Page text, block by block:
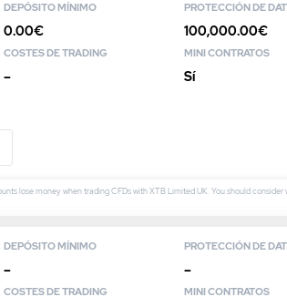
DEPÓSITO MÍNIMO
0.00€
PROTECCIÓN DE
100,000.00€
COSTES DE TRADING
–
MINI CONTRATOS
Sí
lose money when trading CFDs with XTB Limited UK. You should
DEPÓSITO MÍNIMO
–
PROTECCIÓN DE
–
COSTES DE TRADING MINI CONTRATOS